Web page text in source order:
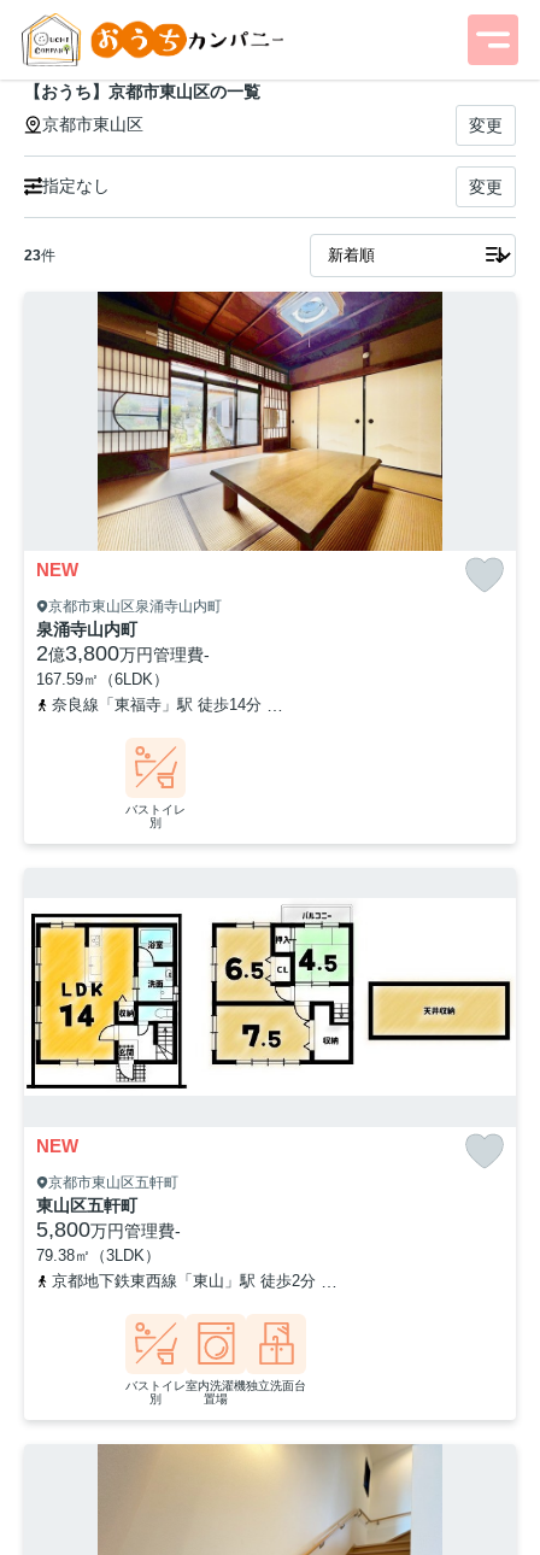
【おうち】京都市東山区の一覧
京都市東山区
変更
指定なし 変更
23件
NEW
京都市東山区泉涌寺山内町
泉涌寺山内町
2億3,800万円管理費-
167.59㎡（6LDK）
奈良線「東福寺」駅 徒歩14分
バストイレ
別
NEW
京都市東山区五軒町
東山区五軒町
5,800万円管理費-
79.38㎡（3LDK）
京都地下鉄東西線「東山」駅 徒歩2分
バストイレ
別
室内洗濯機
置場
独立洗面台